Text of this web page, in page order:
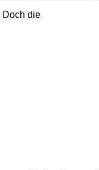
Doch die